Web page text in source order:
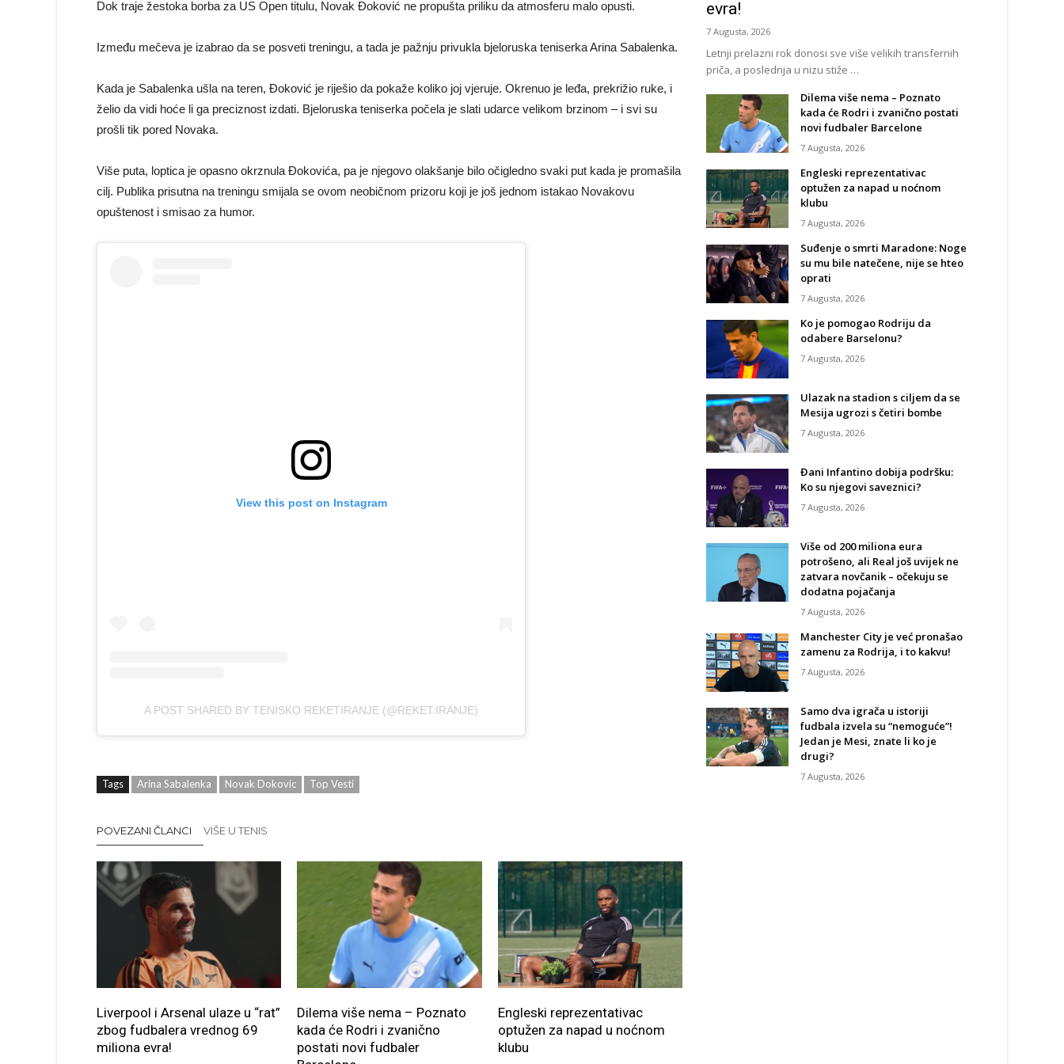
Dok traje žestoka borba za US Open titulu, Novak Đoković ne propušta priliku da atmosferu malo opusti.
Između mečeva je izabrao da se posveti treningu, a tada je pažnju privukla bjeloruska teniserka Arina Sabalenka.
Kada je Sabalenka ušla na teren, Đoković je riješio da pokaže koliko joj vjeruje. Okrenuo je leđa, prekrižio ruke, i
želio da vidi hoće li ga preciznost izdati. Bjeloruska teniserka počela je slati udarce velikom brzinom – i svi su
prošli tik pored Novaka.
Više puta, loptica je opasno okrznula Đokovića, pa je njegovo olakšanje bilo očigledno svaki put kada je promašila
cilj. Publika prisutna na treningu smijala se ovom neobičnom prizoru koji je još jednom istakao Novakovu
opuštenost i smisao za humor.
View this post on Instagram
A POST SHARED BY TENISKO REKETIRANJE (@REKET.IRANJE)
Tags Arina Sabalenka Novak Dokovic Top Vesti
POVEZANI ČLANCI VIŠE U TENIS
Liverpool i Arsenal ulaze u “rat”
zbog fudbalera vrednog 69
miliona evra!
Dilema više nema – Poznato
kada će Rodri i zvanično
postati novi fudbaler
Engleski reprezentativac
optužen za napad u noćnom
klubu
evra!
7 Augusta, 2026
Letnji prelazni rok donosi sve više velikih transfernih
priča, a poslednja u nizu stiže …
Dilema više nema – Poznato
kada će Rodri i zvanično postati
novi fudbaler Barcelone
7 Augusta, 2026
Engleski reprezentativac
optužen za napad u noćnom
klubu
7 Augusta, 2026
Suđenje o smrti Maradone: Noge
su mu bile natečene, nije se hteo
oprati
7 Augusta, 2026
Ko je pomogao Rodriju da
odabere Barselonu?
7 Augusta, 2026
Ulazak na stadion s ciljem da se
Mesija ugrozi s četiri bombe
7 Augusta, 2026
Đani Infantino dobija podršku:
Ko su njegovi saveznici?
7 Augusta, 2026
Više od 200 miliona eura
potrošeno, ali Real još uvijek ne
zatvara novčanik – očekuju se
dodatna pojačanja
7 Augusta, 2026
Manchester City je već pronašao
zamenu za Rodrija, i to kakvu!
7 Augusta, 2026
Samo dva igrača u istoriji
fudbala izvela su “nemoguće”!
Jedan je Mesi, znate li ko je
drugi?
7 Augusta, 2026